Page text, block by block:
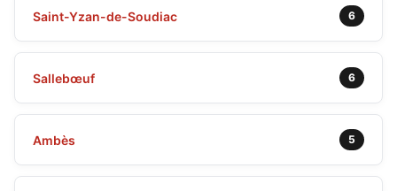
Saint-Yzan-de-Soudiac 6
Sallebœuf 6
Ambès 5